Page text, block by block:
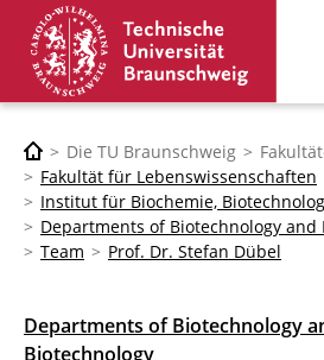
Die TU Braunschweig
Fakultät für Lebenswissenschaften
Institut für Biochemie,
Departments of Biotechnology
Team
Prof. Dr. Stefan Dübel
Departments of Biotechnology
Biotechnology